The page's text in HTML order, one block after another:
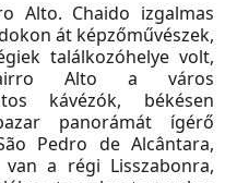
Alto. Chaido izgalmas
át képzőművészek,
találkozóhelye volt,
Alto a város
kávézók, békésen
panorámát ígérő
Pedro de Alcântara,
a régi Lisszabonra,